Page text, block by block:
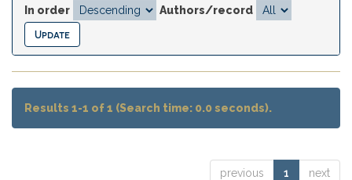
In order
Authors/record
Results 1-1 of 1 (Search time: 0.0 seconds).
previous 1 next